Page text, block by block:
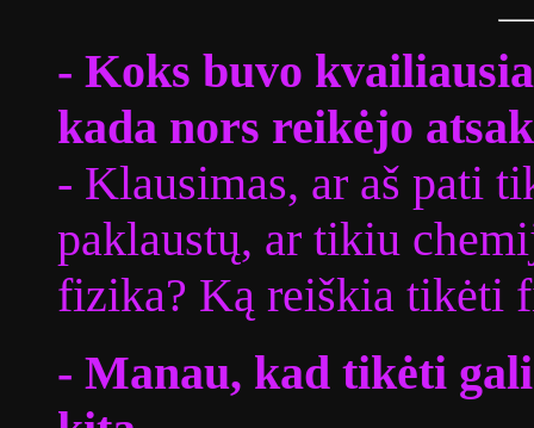
- Koks buvo
kada nors reikėjo
- Klausimas, ar aš pati
paklaustų, ar tikiu
fizika? Ką reiškia tikėti
- Manau, kad tikėti